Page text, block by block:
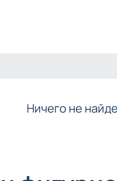
Ничего не